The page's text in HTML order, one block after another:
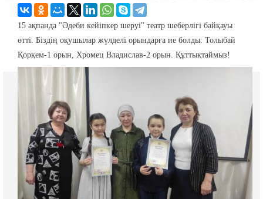
15 ақпанда "Әдеби кейіпкер шеруі" театр шеберлігі байқауы
өтті. Біздің оқушылар жүлделі орындарға ие болды: Толыбай
Қорқем-1 орын, Хромец Владислав-2 орын. Құттықтаймыз!